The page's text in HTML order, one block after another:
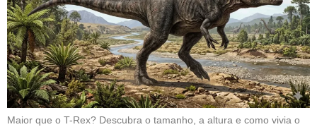
Maior que o T-Rex? Descubra o tamanho, a altura e como vivia o